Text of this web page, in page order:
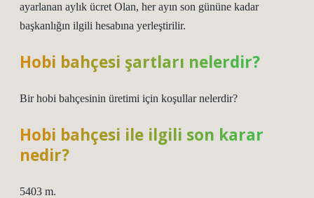
ayarlanan aylık ücret Olan, her ayın son gününe kadar
başkanlığın ilgili hesabına yerleştirilir.
Hobi bahçesi şartları nelerdir?
Bir hobi bahçesinin üretimi için koşullar nelerdir?
Hobi bahçesi ile ilgili son karar
nedir?
5403 m.